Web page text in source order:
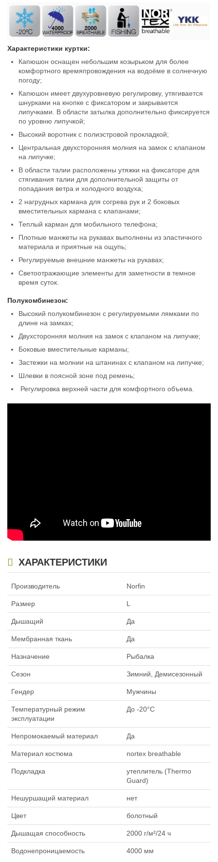
Характеристики куртки:
Капюшон оснащен небольшим козырьком для более
комфортного времяпровождения на водоёме в солнечную
погоду;
Капюшон имеет двухуровневую регулировку, утягивается
шнурками на кнопке с фиксатором и закрывается
липучками. В области затылка дополнительно фиксируется
по уровню липучкой;
Высокий воротник с полиэстровой прокладкой;
Центральная двухсторонняя молния на замок с клапаном
на липучке;
В области талии расположены утяжки на фиксаторе для
стягивания талии для дополнительной защиты от
попадания ветра и холодного воздуха;
2 нагрудных кармана для согрева рук и 2 боковых
вместительных кармана с клапанами;
Теплый карман для мобильного телефона;
Плотные манжеты на рукавах выполнены из эластичного
материала и приятные на ощупь;
Регулируемые внешние манжеты на рукавах;
Светоотражающие элементы для заметности в темное
время суток.
Полукомбинезон:
Высокий полукомбинезон с регулируемыми лямками по
длине на замках;
Двухсторонняя молния на замок с клапаном на липучке;
Боковые вместительные карманы;
Застежки на молнии на штанинах с клапаном на липучке;
Шлевки в поясной зоне под ремень;
Регулировка верхней части для комфортного объема.
ХАРАКТЕРИСТИКИ
Производитель Norfin
Размер L
Дышащий Да
Мембранная ткань Да
Назначение Рыбалка
Сезон Зимний, Демисезонный
Гендер Мужчины
Температурный режим
эксплуатации
До -20°C
Непромокаемый материал Да
Материал костюма nortex breathable
Подкладка
утеплитель (Thermo
Guard)
Нешуршащий материал нет
Цвет болотный
Дышащая способность 2000 г/м²/24 ч
Водонепроницаемость 4000 мм